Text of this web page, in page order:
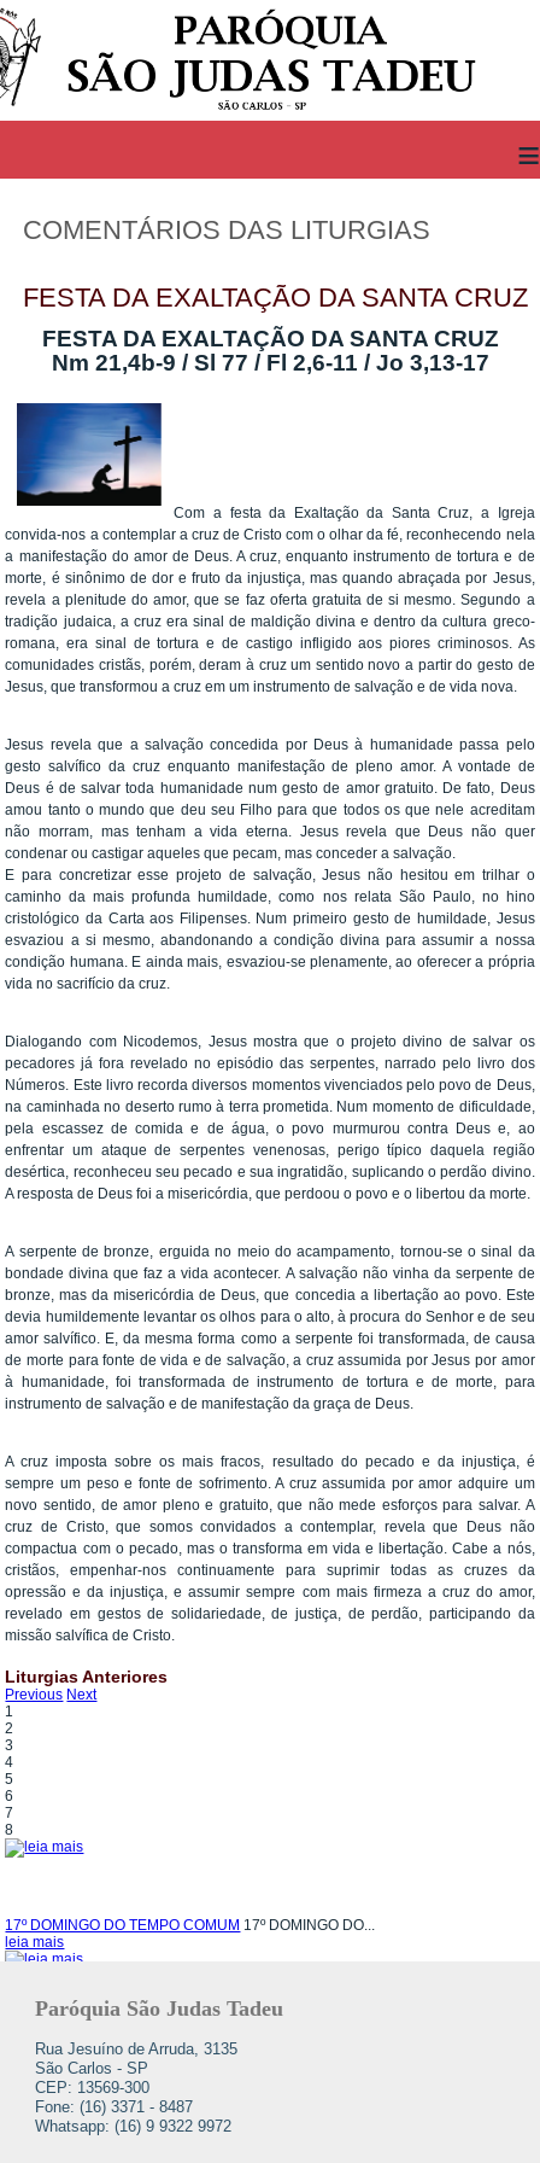
≡
COMENTÁRIOS DAS LITURGIAS
FESTA DA EXALTAÇÃO DA SANTA CRUZ
FESTA DA EXALTAÇÃO DA SANTA CRUZ
Nm 21,4b-9 / Sl 77 / Fl 2,6-11 / Jo 3,13-17
Com a festa da Exaltação da Santa Cruz, a Igreja
convida-nos a contemplar a cruz de Cristo com o olhar da fé, reconhecendo nela
a manifestação do amor de Deus. A cruz, enquanto instrumento de tortura e de
morte, é sinônimo de dor e fruto da injustiça, mas quando abraçada por Jesus,
revela a plenitude do amor, que se faz oferta gratuita de si mesmo. Segundo a
tradição judaica, a cruz era sinal de maldição divina e dentro da cultura greco-
romana, era sinal de tortura e de castigo infligido aos piores criminosos. As
comunidades cristãs, porém, deram à cruz um sentido novo a partir do gesto de
Jesus, que transformou a cruz em um instrumento de salvação e de vida nova.
Jesus revela que a salvação concedida por Deus à humanidade passa pelo
gesto salvífico da cruz enquanto manifestação de pleno amor. A vontade de
Deus é de salvar toda humanidade num gesto de amor gratuito. De fato, Deus
amou tanto o mundo que deu seu Filho para que todos os que nele acreditam
não morram, mas tenham a vida eterna. Jesus revela que Deus não quer
condenar ou castigar aqueles que pecam, mas conceder a salvação.
E para concretizar esse projeto de salvação, Jesus não hesitou em trilhar o
caminho da mais profunda humildade, como nos relata São Paulo, no hino
cristológico da Carta aos Filipenses. Num primeiro gesto de humildade, Jesus
esvaziou a si mesmo, abandonando a condição divina para assumir a nossa
condição humana. E ainda mais, esvaziou-se plenamente, ao oferecer a própria
vida no sacrifício da cruz.
Dialogando com Nicodemos, Jesus mostra que o projeto divino de salvar os
pecadores já fora revelado no episódio das serpentes, narrado pelo livro dos
Números. Este livro recorda diversos momentos vivenciados pelo povo de Deus,
na caminhada no deserto rumo à terra prometida. Num momento de dificuldade,
pela escassez de comida e de água, o povo murmurou contra Deus e, ao
enfrentar um ataque de serpentes venenosas, perigo típico daquela região
desértica, reconheceu seu pecado e sua ingratidão, suplicando o perdão divino.
A resposta de Deus foi a misericórdia, que perdoou o povo e o libertou da morte.
A serpente de bronze, erguida no meio do acampamento, tornou-se o sinal da
bondade divina que faz a vida acontecer. A salvação não vinha da serpente de
bronze, mas da misericórdia de Deus, que concedia a libertação ao povo. Este
devia humildemente levantar os olhos para o alto, à procura do Senhor e de seu
amor salvífico. E, da mesma forma como a serpente foi transformada, de causa
de morte para fonte de vida e de salvação, a cruz assumida por Jesus por amor
à humanidade, foi transformada de instrumento de tortura e de morte, para
instrumento de salvação e de manifestação da graça de Deus.
A cruz imposta sobre os mais fracos, resultado do pecado e da injustiça, é
sempre um peso e fonte de sofrimento. A cruz assumida por amor adquire um
novo sentido, de amor pleno e gratuito, que não mede esforços para salvar. A
cruz de Cristo, que somos convidados a contemplar, revela que Deus não
compactua com o pecado, mas o transforma em vida e libertação. Cabe a nós,
cristãos, empenhar-nos continuamente para suprimir todas as cruzes da
opressão e da injustiça, e assumir sempre com mais firmeza a cruz do amor,
revelado em gestos de solidariedade, de justiça, de perdão, participando da
missão salvífica de Cristo.
Liturgias Anteriores
Previous Next
1
2
3
4
5
6
7
8
17º DOMINGO DO TEMPO COMUM 17º DOMINGO DO...
leia mais
leia mais
Paróquia São Judas Tadeu
Rua Jesuíno de Arruda, 3135
São Carlos - SP
CEP: 13569-300
Fone: (16) 3371 - 8487
Whatsapp: (16) 9 9322 9972